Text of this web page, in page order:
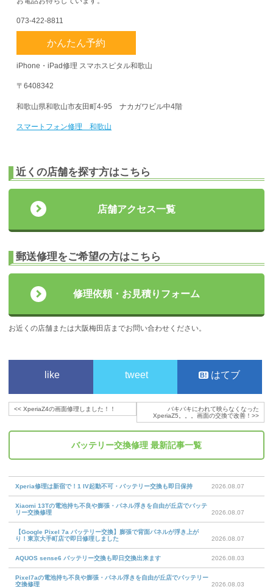
073-422-8811
かんたん予約
iPhone・iPad修理 スマホスピタル和歌山
〒6408342
和歌山県和歌山市友田町4-95 ナカガワビル中4階
スマートフォン修理 和歌山
近くの店舗を探す方はこちら
店舗アクセス一覧
郵送修理をご希望の方はこちら
修理依頼・お見積りフォーム
お近くの店舗または大阪梅田店までお問い合わせください。
like tweet はてブ
<<XperiaZ4の画面修理しました！！
バキバキにわれて映らなくなった
XperiaZ5。。。画面の交換で改善！ >>
バッテリー交換修理 最新記事一覧
Xperia修理は新宿で！1 IV起動不可・バッテリー交換も即日保持 2026.08.07
Xiaomi 13Tの電池持ち不良や膨張・パネル浮きを自由が丘店でバッテ
リー交換修理
2026.08.07
【Google Pixel 7a バッテリー交換】膨張で背面パネルが浮き上が
り！東京大手町店で即日修理しました
2026.08.07
AQUOS sense6 バッテリー交換も即日交換出来ます 2026.08.03
Pixel7aの電池持ち不良や膨張・パネル浮きを自由が丘店でバッテリー
交換修理
2026.08.03